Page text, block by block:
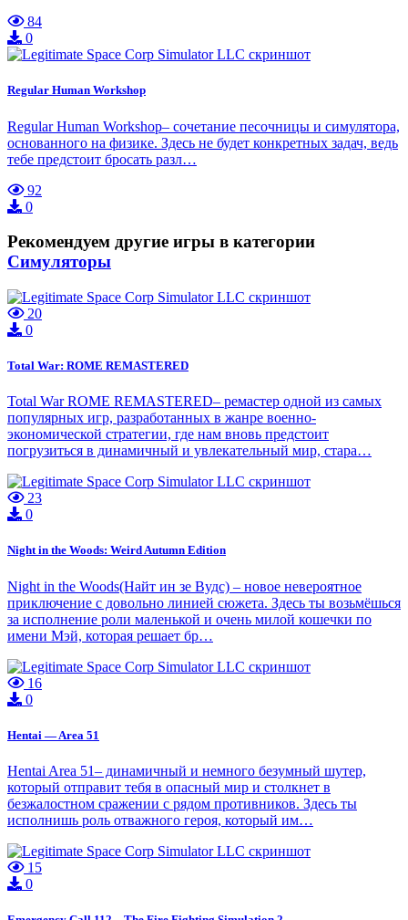
84
0
Regular Human Workshop
Regular Human Workshop– сочетание песочницы и симулятора,
основанного на физике. Здесь не будет конкретных задач, ведь
тебе предстоит бросать разл…
92
0
Рекомендуем другие игры в категории
Симуляторы
20
0
Total War: ROME REMASTERED
Total War ROME REMASTERED– ремастер одной из самых
популярных игр, разработанных в жанре военно-
экономической стратегии, где нам вновь предстоит
погрузиться в динамичный и увлекательный мир, стара…
23
0
Night in the Woods: Weird Autumn Edition
Night in the Woods(Найт ин зе Вудс) – новое невероятное
приключение с довольно линией сюжета. Здесь ты возьмёшься
за исполнение роли маленькой и очень милой кошечки по
имени Мэй, которая решает бр…
16
0
Hentai — Area 51
Hentai Area 51– динамичный и немного безумный шутер,
который отправит тебя в опасный мир и столкнет в
безжалостном сражении с рядом противников. Здесь ты
исполнишь роль отважного героя, который им…
15
0